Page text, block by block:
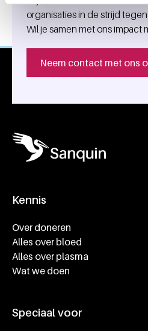
organisaties in de strijd
Wil je samen met ons impact
Neem contact met ons
Kennis
Over doneren
Alles over bloed
Alles over plasma
Wat we doen
Speciaal voor